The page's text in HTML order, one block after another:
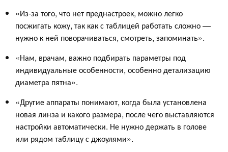
«Из-за того, что нет преднастроек, можно легко
посжигать кожу, так как с таблицей работать сложно —
нужно к ней поворачиваться, смотреть, запоминать».
«Нам, врачам, важно подбирать параметры под
индивидуальные особенности, особенно детализацию
диаметра пятна».
«Другие аппараты понимают, когда была установлена
новая линза и какого размера, после чего выставляются
настройки автоматически. Не нужно держать в голове
или рядом таблицу с джоулями».